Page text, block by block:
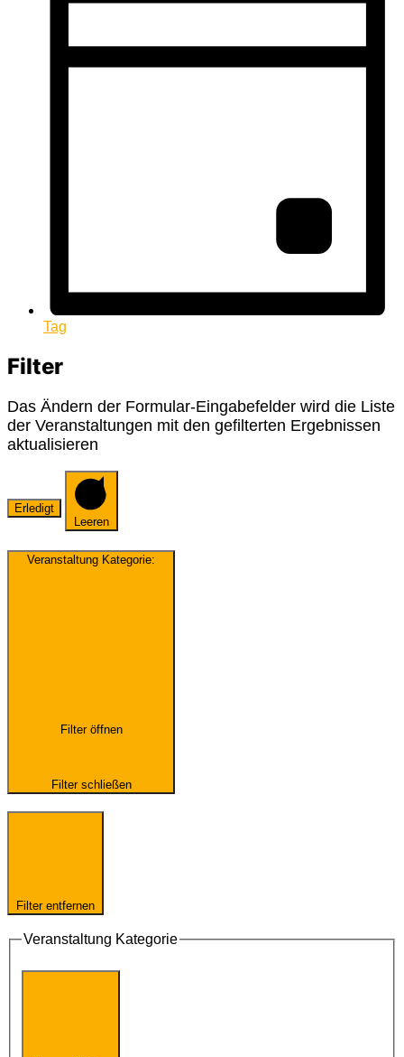
Tag
Filter
Das Ändern der Formular-Eingabefelder wird die Liste
der Veranstaltungen mit den gefilterten Ergebnissen
aktualisieren
Erledigt
Leeren
Veranstaltung Kategorie:
Filter öffnen
Filter schließen
Filter entfernen
Veranstaltung Kategorie